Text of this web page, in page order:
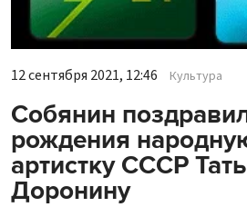
12 сентября 2021, 12:46 Культура
Собянин
рождения
артистку СССР
Доронину